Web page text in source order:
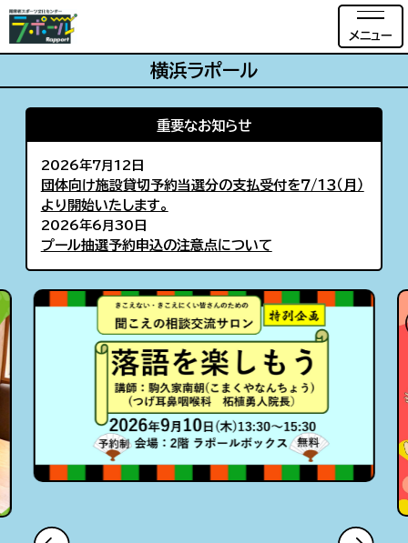
メニュー
横浜ラポール
重要なお知らせ
2026年7月12日
団体向け施設貸切予約当選分の支払受付を７/1３（月）
より開始いたします。
2026年6月30日
プール抽選予約申込の注意点について